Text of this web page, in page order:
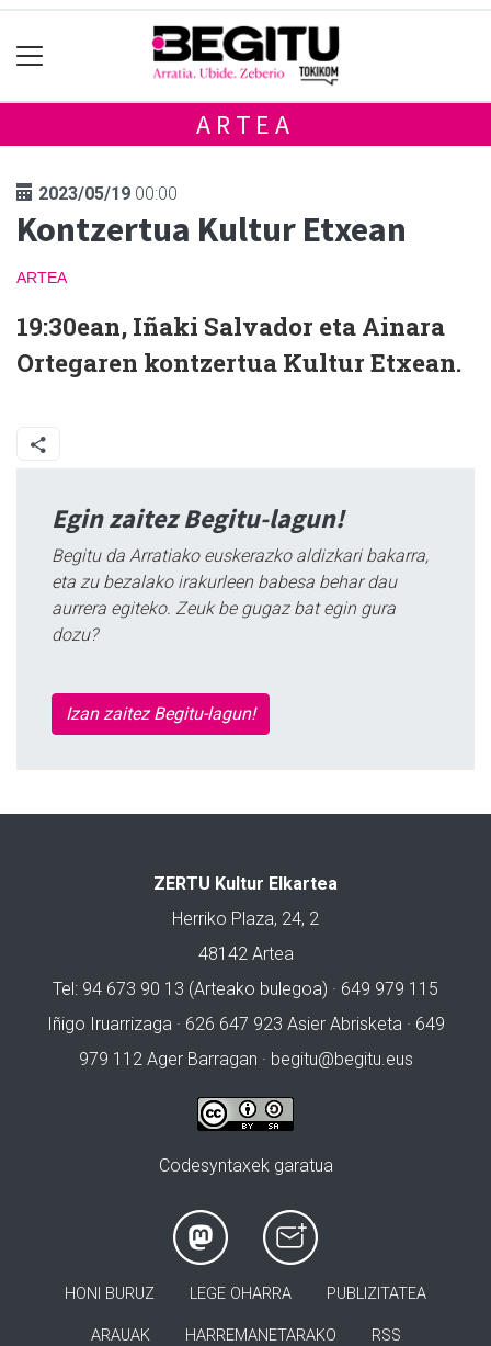
ARTEA
2023/05/19 00:00
Kontzertua Kultur Etxean
ARTEA
19:30ean, Iñaki Salvador eta Ainara
Ortegaren kontzertua Kultur Etxean.
Egin zaitez Begitu-lagun!
Begitu da Arratiako euskerazko aldizkari bakarra,
eta zu bezalako irakurleen babesa behar dau
aurrera egiteko. Zeuk be gugaz bat egin gura
dozu?
Izan zaitez Begitu-lagun!
ZERTU Kultur Elkartea
Herriko Plaza, 24, 2
48142 Artea
Tel: 94 673 90 13 (Arteako bulegoa) · 649 979 115
Iñigo Iruarrizaga · 626 647 923 Asier Abrisketa · 649
979 112 Ager Barragan · begitu@begitu.eus
Codesyntaxek garatua
HONI BURUZ LEGE OHARRA PUBLIZITATEA
ARAUAK HARREMANETARAKO RSS